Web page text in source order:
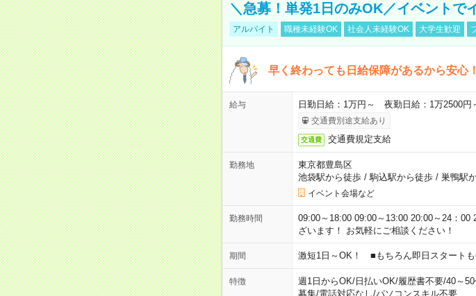
＼急募！単発1日のみOK／イベント
アルバイト 職種未経験OK 社会人未経験OK 大学生歓迎
早く終わっても日給保障があるから安心
給与 日勤日給：1万円～ 夜勤日給：1万
交通費別途支給あり
交通費 交通費規定支給
勤務地
東京都豊島区
池袋駅から徒歩/駒込駅から徒歩/ 巣鴨駅
イベント会場など
勤務時間
09:00～18:00 09:00～13:00 20:00～24：
ざいます！ お気軽にご相談ください！
期間 激短1日～OK！ ■もちろん即日スタート
特徴 週1日からOK/日払いOK/履歴書不要/40～
募集/電話対応なし/パソコンスキル不要